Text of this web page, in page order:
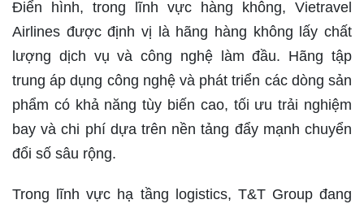
Điển hình, trong lĩnh vực hàng không, Vietravel
Airlines được định vị là hãng hàng không lấy chất
lượng dịch vụ và công nghệ làm đầu. Hãng tập
trung áp dụng công nghệ và phát triển các dòng sản
phẩm có khả năng tùy biến cao, tối ưu trải nghiệm
bay và chi phí dựa trên nền tảng đẩy mạnh chuyển
đổi số sâu rộng.
Trong lĩnh vực hạ tầng logistics, T&T Group đang